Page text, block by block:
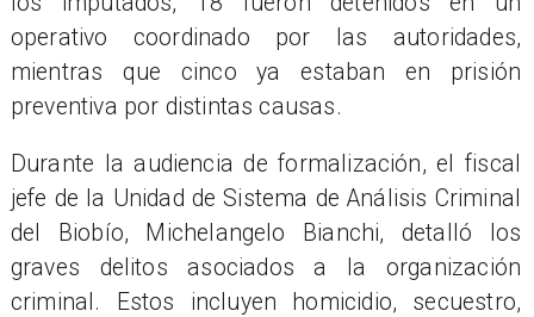
operativo coordinado por las autoridades,
mientras que cinco ya estaban en prisión
preventiva por distintas causas.
Durante la audiencia de formalización, el fiscal
jefe de la Unidad de Sistema de Análisis Criminal
del Biobío, Michelangelo Bianchi, detalló los
graves delitos asociados a la organización
criminal. Estos incluyen homicidio, secuestro,